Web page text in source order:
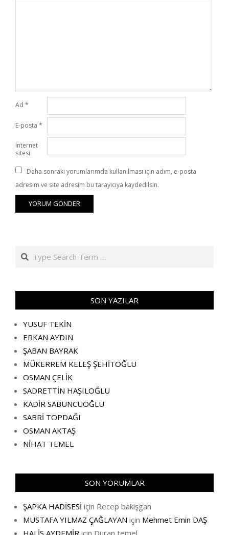
Ad *
E-posta *
İnternet
sitesi
Daha sonraki yorumlarımda kullanılması için adım, e-posta
adresim ve site adresim bu tarayıcıya kaydedilsin.
Search
SON YAZILAR
YUSUF TEKİN
ERKAN AYDIN
ŞABAN BAYRAK
MÜKERREM KELEŞ ŞEHİTOĞLU
OSMAN ÇELİK
SADRETTİN HAŞILOĞLU
KADİR SABUNCUOĞLU
SABRİ TOPDAĞI
OSMAN AKTAŞ
NİHAT TEMEL
SON YORUMLAR
ŞAPKA HADİSESİ için Recep bakişgan
MUSTAFA YILMAZ ÇAĞLAYAN için Mehmet Emin DAŞ
HALİS AYDEMİR için Duran temel